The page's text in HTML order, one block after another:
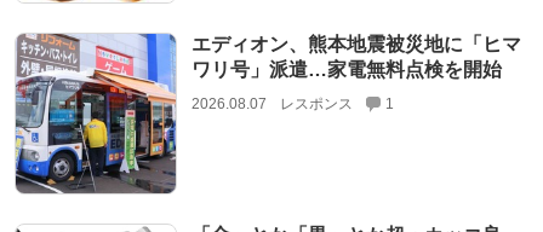
エディオン、熊本地震被災地に「ヒマ
ワリ号」派遣…家電無料点検を開始
2026.08.07 レスポンス 1